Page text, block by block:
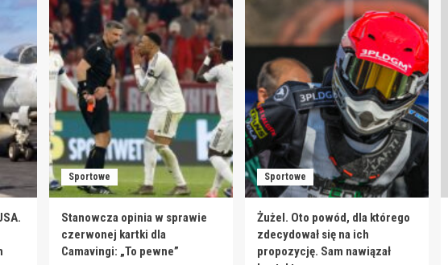
Sportowe
Stanowcza opinia w sprawie
czerwonej kartki dla
Camavingi: „To pewne”
Sportowe
Żużel. Oto powód, dla którego
zdecydował się na ich
propozycję. Sam nawiązał